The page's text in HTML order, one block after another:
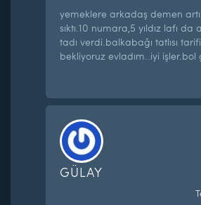
yemeklere arkadaş demen
sıktı.10 numara,5 yıldız lafı da
tadı verdi.balkabağı tatlısı
bekliyoruz evladım..iyi işler.bol
GÜLAY